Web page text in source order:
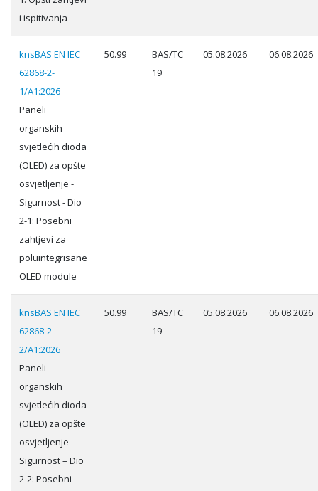
i ispitivanja
knsBAS EN IEC
62868-2-
1/A1:2026
Paneli
organskih
svjetlećih dioda
(OLED) za opšte
osvjetljenje -
Sigurnost - Dio
2-1: Posebni
zahtjevi za
poluintegrisane
OLED module
50.99
BAS/TC
19
05.08.2026 06.08.2026
knsBAS EN IEC
62868-2-
2/A1:2026
Paneli
organskih
svjetlećih dioda
(OLED) za opšte
osvjetljenje -
Sigurnost – Dio
2-2: Posebni
50.99
BAS/TC
19
05.08.2026 06.08.2026